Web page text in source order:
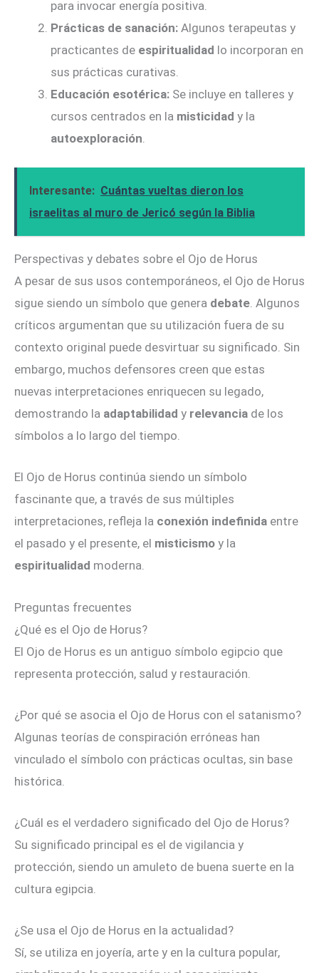
para invocar energía positiva.
Prácticas de sanación: Algunos terapeutas y
practicantes de espiritualidad lo incorporan en
sus prácticas curativas.
Educación esotérica: Se incluye en talleres y
cursos centrados en la misticidad y la
autoexploración
Interesante: Cuántas vueltas dieron los
israelitas al muro de Jericó según la Biblia
Perspectivas y debates sobre el Ojo de Horus
A pesar de sus usos contemporáneos, el Ojo de Horus
sigue siendo un símbolo que genera debate. Algunos
críticos argumentan que su utilización fuera de su
contexto original puede desvirtuar su significado. Sin
embargo, muchos defensores creen que estas
nuevas interpretaciones enriquecen su legado,
demostrando la adaptabilidad y relevancia de los
símbolos a lo largo del tiempo.
El Ojo de Horus continúa siendo un símbolo
fascinante que, a través de sus múltiples
interpretaciones, refleja la conexión indefinida entre
el pasado y el presente, el misticismo y la
espiritualidad moderna.
Preguntas frecuentes
¿Qué es el Ojo de Horus?
El Ojo de Horus es un antiguo símbolo egipcio que
representa protección, salud y restauración.
¿Por qué se asocia el Ojo de Horus con el satanismo?
Algunas teorías de conspiración erróneas han
vinculado el símbolo con prácticas ocultas, sin base
histórica.
¿Cuál es el verdadero significado del Ojo de Horus?
Su significado principal es el de vigilancia y
protección, siendo un amuleto de buena suerte en la
cultura egipcia.
¿Se usa el Ojo de Horus en la actualidad?
Sí, se utiliza en joyería, arte y en la cultura popular,